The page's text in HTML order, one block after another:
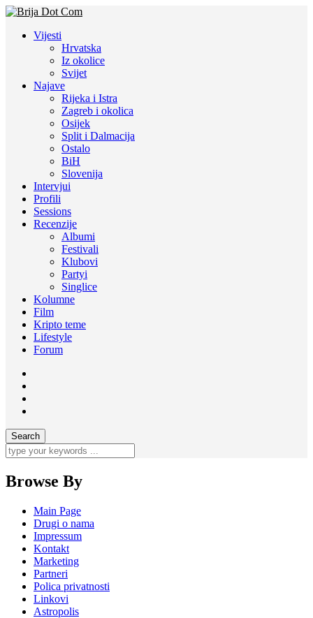
Vijesti
Hrvatska
Iz okolice
Svijet
Najave
Rijeka i Istra
Zagreb i okolica
Osijek
Split i Dalmacija
Ostalo
BiH
Slovenija
Intervjui
Profili
Sessions
Recenzije
Albumi
Festivali
Klubovi
Partyi
Singlice
Kolumne
Film
Kripto teme
Lifestyle
Forum
Browse By
Main Page
Drugi o nama
Impressum
Kontakt
Marketing
Partneri
Polica privatnosti
Linkovi
Astropolis